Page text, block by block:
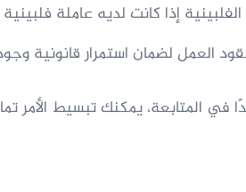
إذا كانت لديه عاملة
العمل لضمان استمرار قانونية
في المتابعة، يمكنك تبسيط الأمر